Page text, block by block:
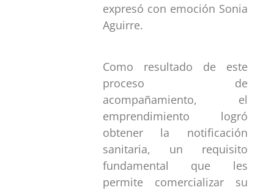
expresó con emoción Sonia
Aguirre.
Como resultado de este
proceso de
acompañamiento, el
emprendimiento logró
obtener la notificación
sanitaria, un requisito
fundamental que les
permite comercializar su